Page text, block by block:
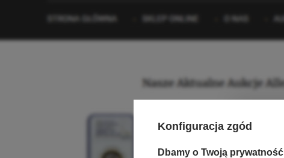
Konfiguracja zgód
Dbamy o Twoją prywatność